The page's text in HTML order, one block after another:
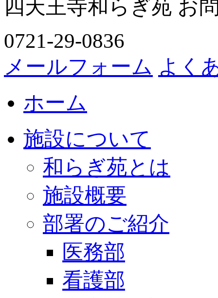
四天王寺和らぎ苑 お
0721-29-0836
メールフォーム よく
ホーム
施設について
和らぎ苑とは
施設概要
部署のご紹介
医務部
看護部